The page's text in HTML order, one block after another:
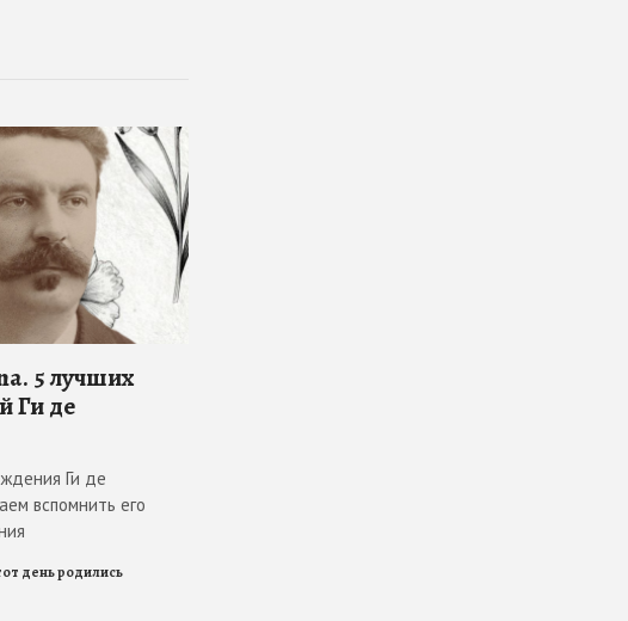
5 лучших
Ги де
Ги де
вспомнить его
день родились